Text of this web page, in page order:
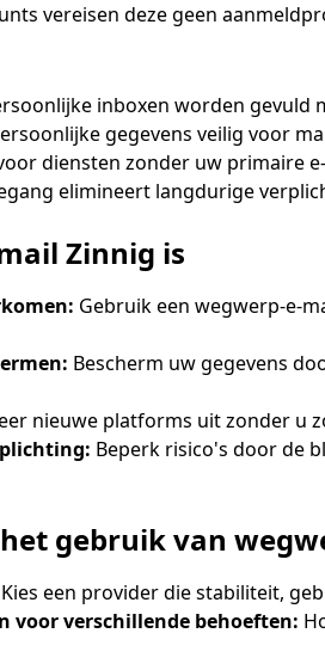
vereisen deze geen
inboxen worden gevuld
gegevens veilig voor
diensten zonder uw primaire
elimineert langdurige
Zinnig is
Gebruik een wegwerp-e-
Bescherm uw gegevens
nieuwe platforms uit zonder u
Beperk risico's door de
gebruik van
Kies een provider die stabiliteit,
voor verschillende behoeften: